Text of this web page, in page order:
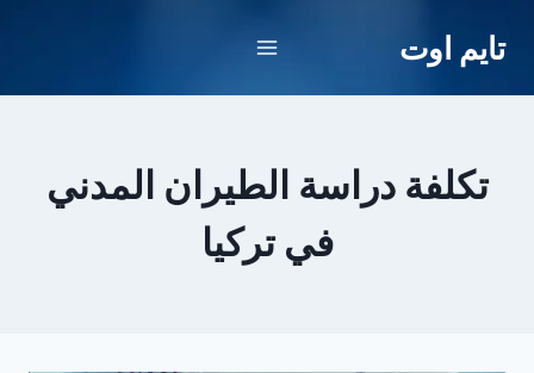
تايم اوت
تكلفة دراسة الطيران المدني
في تركيا